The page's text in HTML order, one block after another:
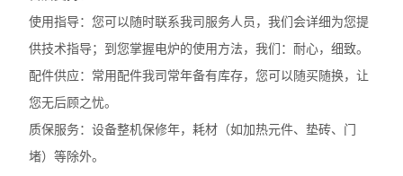
使用指导：您可以随时联系我司服务人员，我们会详细为您提
供技术指导；到您掌握电炉的使用方法，我们：耐心，细致。
配件供应：常用配件我司常年备有库存，您可以随买随换，让
您无后顾之忧。
质保服务：设备整机保修年，耗材（如加热元件、垫砖、门
堵）等除外。